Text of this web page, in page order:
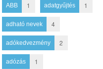
ABB 1 adatgyűjtés 1
adható nevek 4
adókedvezmény 2
adózás 1